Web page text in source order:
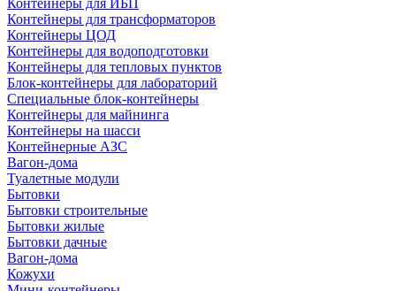
Контейнеры для ИБП
Контейнеры для трансформаторов
Контейнеры ЦОД
Контейнеры для водоподготовки
Контейнеры для тепловых пунктов
Блок-контейнеры для лабораторий
Специальные блок-контейнеры
Контейнеры для майнинга
Контейнеры на шасси
Контейнерные АЗС
Вагон-дома
Туалетные модули
Бытовки
Бытовки строительные
Бытовки жилые
Бытовки дачные
Вагон-дома
Кожухи